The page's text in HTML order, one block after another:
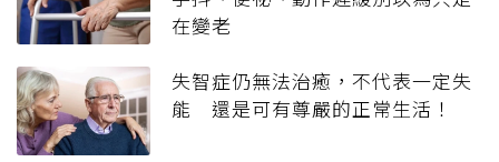
在變老
失智症仍無法治癒，不代表一定失
能 還是可有尊嚴的正常生活！